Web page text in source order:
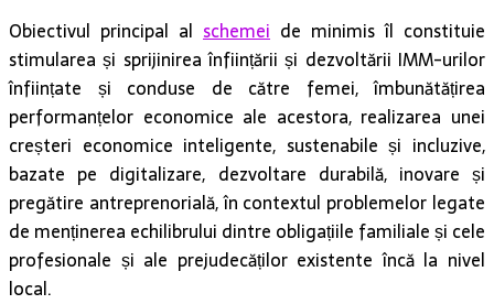
Obiectivul principal al schemei de minimis îl constituie
stimularea și sprijinirea înființării și dezvoltării IMM-urilor
înființate și conduse de către femei, îmbunătățirea
performanțelor economice ale acestora, realizarea unei
creșteri economice inteligente, sustenabile și incluzive,
bazate pe digitalizare, dezvoltare durabilă, inovare și
pregătire antreprenorială, în contextul problemelor legate
de menținerea echilibrului dintre obligațiile familiale și cele
profesionale și ale prejudecăților existente încă la nivel
local.